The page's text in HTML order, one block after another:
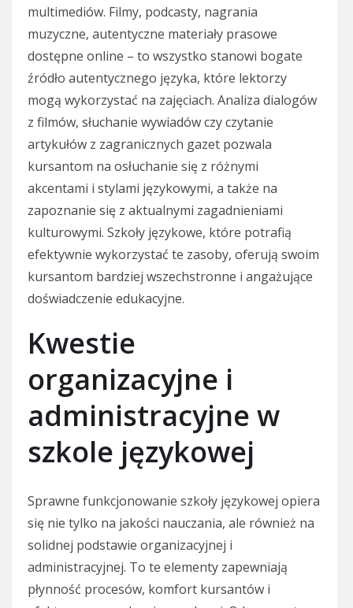
multimediów. Filmy, podcasty, nagrania
muzyczne, autentyczne materiały prasowe
dostępne online – to wszystko stanowi bogate
źródło autentycznego języka, które lektorzy
mogą wykorzystać na zajęciach. Analiza dialogów
z filmów, słuchanie wywiadów czy czytanie
artykułów z zagranicznych gazet pozwala
kursantom na osłuchanie się z różnymi
akcentami i stylami językowymi, a także na
zapoznanie się z aktualnymi zagadnieniami
kulturowymi. Szkoły językowe, które potrafią
efektywnie wykorzystać te zasoby, oferują swoim
kursantom bardziej wszechstronne i angażujące
doświadczenie edukacyjne.
Kwestie
organizacyjne i
administracyjne w
szkole językowej
Sprawne funkcjonowanie szkoły językowej opiera
się nie tylko na jakości nauczania, ale również na
solidnej podstawie organizacyjnej i
administracyjnej. To te elementy zapewniają
płynność procesów, komfort kursantów i